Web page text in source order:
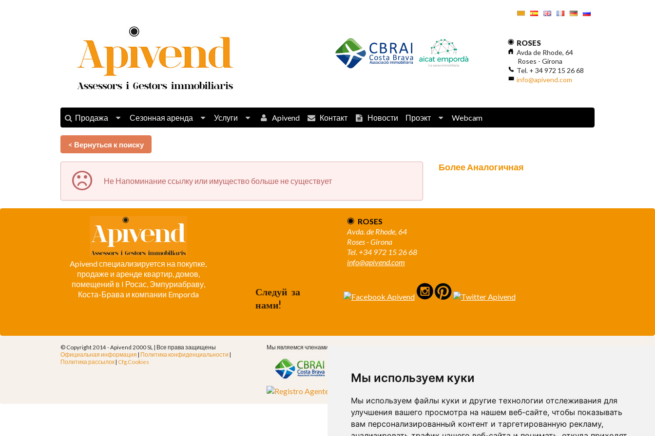
Мы используем куки
Мы используем файлы куки и другие технологии отслеживания для
улучшения вашего просмотра на нашем веб-сайте, чтобы показывать
вам персонализированный контент и таргетированную рекламу,
ROSES
Avda de Rhode, 64
Roses - Girona
Tel. + 34 972 15 26 68
info@apivend.com
Продажа Сезонная аренда Услуги Apivend Контакт Новости Проэкт Webcam
< Вернуться к поиску
Не Напоминание ссылку или имущество больше не существует
Более Аналогичная
Apivend специализируется на покупке,
продаже и аренде квартир, домов,
помещений в I Росас, Эмпуриабраву,
Коста-Брава и компании Emporda
ROSES
Avda. de Rhode, 64
Roses - Girona
Tel. +34 972 15 26 68
info@apivend.com
Следуй за
нами!
© Copyright 2014 - Apivend 2000 SL | Все права защищены
Официальная информация | Политика конфиденциальности |
Политика рассылок| Cfg.Cookies
Мы являемся членами